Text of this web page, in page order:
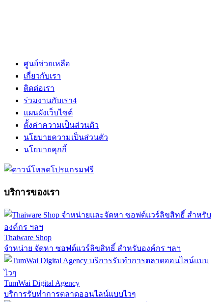
ศูนย์ช่วยเหลือ
เกี่ยวกับเรา
ติดต่อเรา
ร่วมงานกับเรา4
แผนผังเว็บไซต์
ตั้งค่าความเป็นส่วนตัว
นโยบายความเป็นส่วนตัว
นโยบายคุกกี้
บริการของเรา
Thaiware Shop
จำหน่าย จัดหา ซอฟต์แวร์ลิขสิทธิ์ สำหรับองค์กร ฯลฯ
TumWai Digital Agency
บริการรับทำการตลาดออนไลน์แบบไวๆ